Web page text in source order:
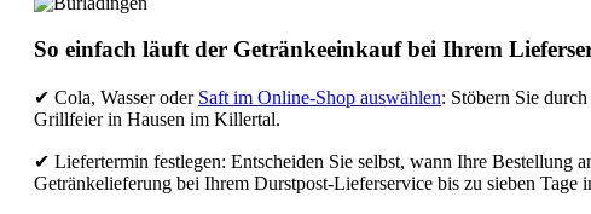
So einfach läuft der Getränkeeinkauf bei Ihrem
✔ Cola, Wasser oder Saft im Online-Shop auswählen: Stöbern Sie
Grillfeier in Hausen im Killertal.
✔ Liefertermin festlegen: Entscheiden Sie selbst, wann Ihre Bestellung
Getränkelieferung bei Ihrem Durstpost-Lieferservice bis zu sieben Tage